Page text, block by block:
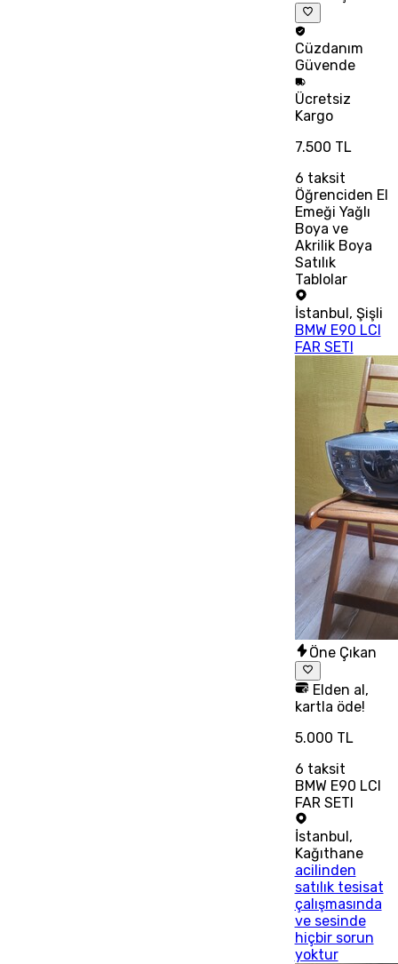
Cüzdanım
Güvende
Ücretsiz
Kargo
7.500 TL
6 taksit
Öğrenciden El
Emeği Yağlı
Boya ve
Akrilik Boya
Satılık
Tablolar
İstanbul, Şişli
BMW E90 LCI
FAR SETI
Öne Çıkan
Elden al,
kartla öde!
5.000 TL
6 taksit
BMW E90 LCI
FAR SETI
İstanbul,
Kağıthane
acilinden
satılık tesisat
çalışmasında
ve sesinde
hiçbir sorun
yoktur